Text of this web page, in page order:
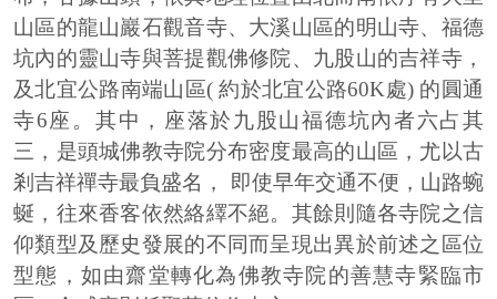
山區的龍山巖石觀音寺、大溪山區的明山寺、福德
坑內的靈山寺與菩提觀佛修院、九股山的吉祥寺，
及北宜公路南端山區( 約於北宜公路60K處) 的圓通
寺6座。其中，座落於九股山福德坑內者六占其
三，是頭城佛教寺院分布密度最高的山區，尤以古
剎吉祥禪寺最負盛名， 即使早年交通不便，山路蜿
蜒，往來香客依然絡繹不絕。其餘則隨各寺院之信
仰類型及歷史發展的不同而呈現出異於前述之區位
型態，如由齋堂轉化為佛教寺院的善慧寺緊臨市